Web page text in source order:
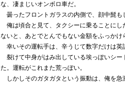
な、凄まじいオンボロ車だ。
曇ったフロントガラスの内側で、顔中髭も
俺は頃合と見て、タクシーに乗ることにし
ないと、あとでとんでもない金額をふっかけ
幸いその運転手は、辛うじて数字だけは英
裂けて中身がはみ出している埃っぽいシー
た。運転がこれまた荒っぽい。
しかしそのガタガタという振動は、俺を急